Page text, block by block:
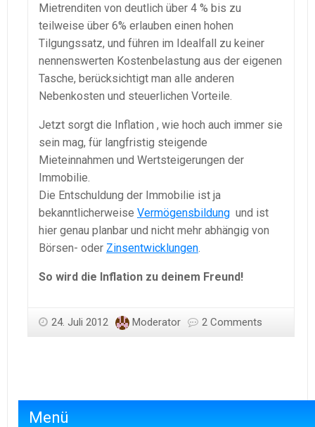
Mietrenditen von deutlich über 4 % bis zu
teilweise über 6% erlauben einen hohen
Tilgungssatz, und führen im Idealfall zu keiner
nennenswerten Kostenbelastung aus der eigenen
Tasche, berücksichtigt man alle anderen
Nebenkosten und steuerlichen Vorteile.
Jetzt sorgt die Inflation , wie hoch auch immer sie
sein mag, für langfristig steigende
Mieteinnahmen und Wertsteigerungen der
Immobilie.
Die Entschuldung der Immobilie ist ja
bekanntlicherweise Vermögensbildung und ist
hier genau planbar und nicht mehr abhängig von
Börsen- oder Zinsentwicklungen.
So wird die Inflation zu deinem Freund!
24. Juli 2012 Moderator 2 Comments
Menü